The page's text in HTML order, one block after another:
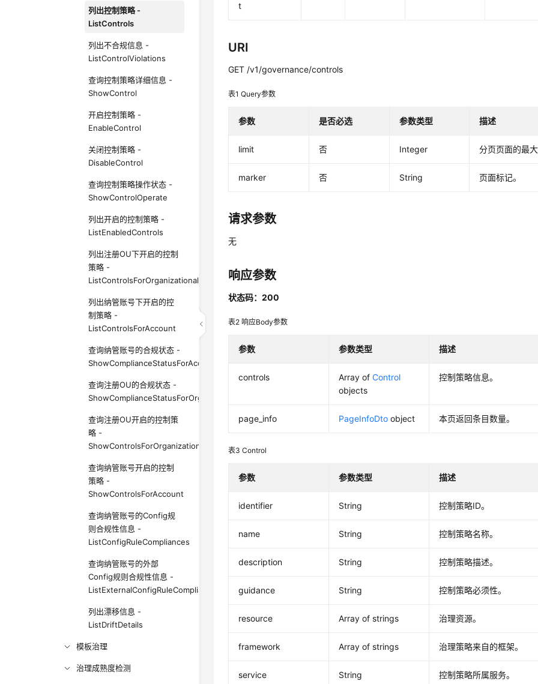
列出控制策略 -
ListControls
列出不合规信息 -
ListControlViolations
查询控制策略详细信息 -
ShowControl
开启控制策略 -
EnableControl
关闭控制策略 -
DisableControl
查询控制策略操作状态 -
ShowControlOperate
列出开启的控制策略 -
ListEnabledControls
列出注册OU下开启的控制
策略 -
ListControlsForOrganizationalUnit
列出纳管账号下开启的控
制策略 -
ListControlsForAccount
查询纳管账号的合规状态 -
ShowComplianceStatusForAccount
查询注册OU的合规状态 -
ShowComplianceStatusForOrganizationalUnit
查询注册OU开启的控制策
略 -
ShowControlsForOrganizationalUnit
查询纳管账号开启的控制
策略 -
ShowControlsForAccount
查询纳管账号的Config规
则合规性信息 -
ListConfigRuleCompliances
查询纳管账号的外部
Config规则合规性信息 -
ListExternalConfigRuleCompliances
列出漂移信息 -
ListDriftDetails
模板治理
治理成熟度检测
t
URI
GET /v1/governance/controls
表1Query参数
参数 是否必选 参数类型 描述
limit 否 Integer 分页页面的最
marker 否 String 页面标记。
请求参数
无
响应参数
状态码：200
表2响应Body参数
参数 参数类型 描述
controls Array ofControl
objects
控制策略信息。
page_info PageInfoDto object 本页返回条目数量。
表3Control
参数 参数类型 描述
identifier String 控制策略ID。
name String 控制策略名称。
description String 控制策略描述。
guidance String 控制策略必须性。
resource Array of strings 治理资源。
framework Array of strings 治理策略来自的框架。
service String 控制策略所属服务。